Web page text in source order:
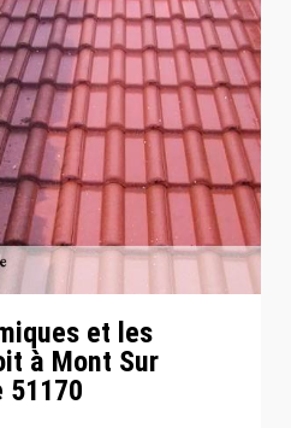
et les
à Mont Sur
51170